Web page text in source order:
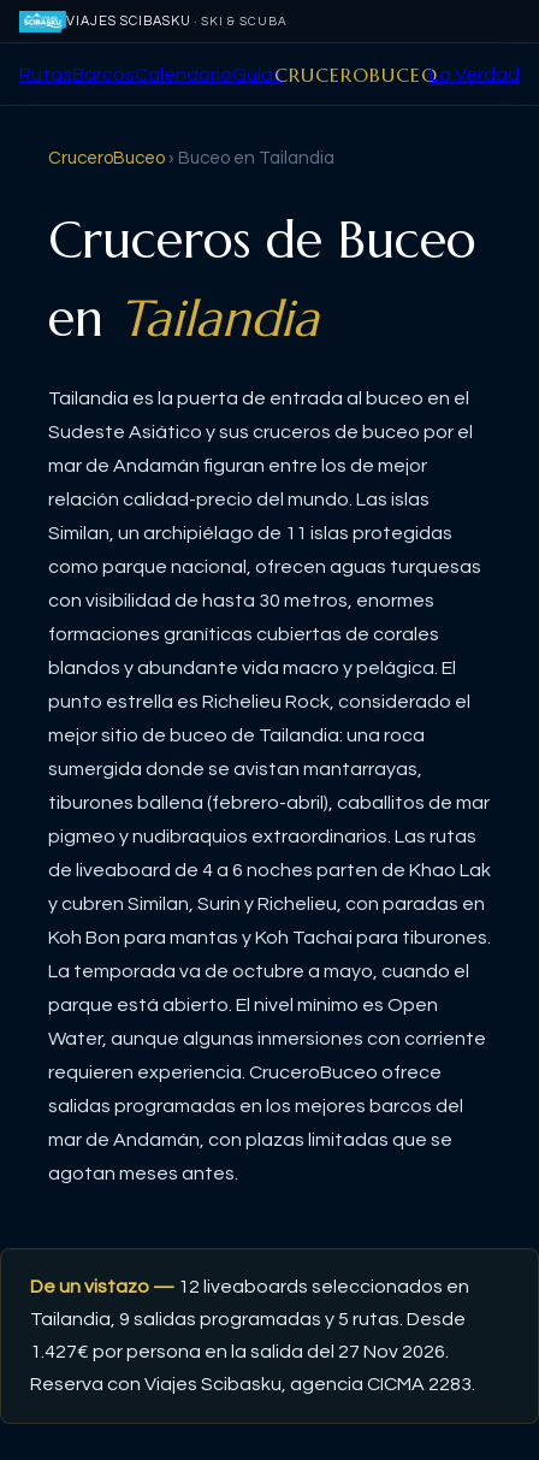
VIAJES SCIBASKU · SKI & SCUBA
RutasBarcosCalendarioGuíasCRUCEROBUCEOLa Verdad
CruceroBuceo › Buceo en Tailandia
Cruceros de Buceo
en Tailandia
Tailandia es la puerta de entrada al buceo en el
Sudeste Asiático y sus cruceros de buceo por el
mar de Andamán figuran entre los de mejor
relación calidad-precio del mundo. Las islas
Similan, un archipiélago de 11 islas protegidas
como parque nacional, ofrecen aguas turquesas
con visibilidad de hasta 30 metros, enormes
formaciones graníticas cubiertas de corales
blandos y abundante vida macro y pelágica. El
punto estrella es Richelieu Rock, considerado el
mejor sitio de buceo de Tailandia: una roca
sumergida donde se avistan mantarrayas,
tiburones ballena (febrero-abril), caballitos de mar
pigmeo y nudibraquios extraordinarios. Las rutas
de liveaboard de 4 a 6 noches parten de Khao Lak
y cubren Similan, Surin y Richelieu, con paradas en
Koh Bon para mantas y Koh Tachai para tiburones.
La temporada va de octubre a mayo, cuando el
parque está abierto. El nivel mínimo es Open
Water, aunque algunas inmersiones con corriente
requieren experiencia. CruceroBuceo ofrece
salidas programadas en los mejores barcos del
mar de Andamán, con plazas limitadas que se
agotan meses antes.
De un vistazo — 12 liveaboards seleccionados en
Tailandia , 9 salidas programadas y 5 rutas . Desde
1.427€ por persona en la salida del 27 Nov 2026
Reserva con Viajes Scibasku, agencia CICMA 2283.